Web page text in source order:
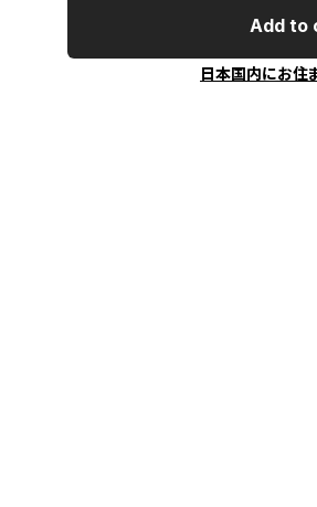
Add to
日本国内にお住